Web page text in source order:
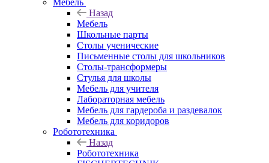
Мебель
Назад
Мебель
Школьные парты
Столы ученические
Письменные столы для школьников
Столы-трансформеры
Стулья для школы
Мебель для учителя
Лабораторная мебель
Мебель для гардероба и раздевалок
Мебель для коридоров
Робототехника
Назад
Робототехника